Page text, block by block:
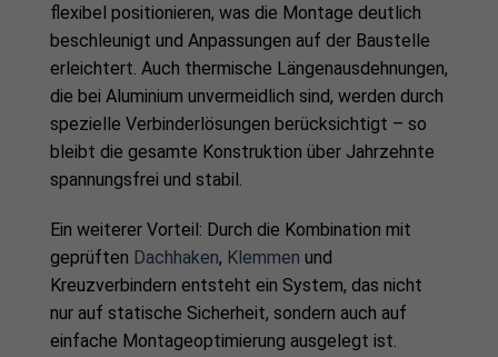
flexibel positionieren, was die Montage deutlich
beschleunigt und Anpassungen auf der Baustelle
erleichtert. Auch thermische Längenausdehnungen,
die bei Aluminium unvermeidlich sind, werden durch
spezielle Verbinderlösungen berücksichtigt – so
bleibt die gesamte Konstruktion über Jahrzehnte
spannungsfrei und stabil.
Ein weiterer Vorteil: Durch die Kombination mit
geprüften Dachhaken, Klemmen und
Kreuzverbindern entsteht ein System, das nicht
nur auf statische Sicherheit, sondern auch auf
einfache Montageoptimierung ausgelegt ist.